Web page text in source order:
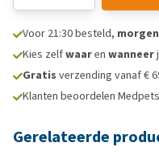
Voor 21:30 besteld, morgen
Kies zelfwaaren wanneer
Gratis verzending vanaf €
Klanten beoordelen
Gerelateerde